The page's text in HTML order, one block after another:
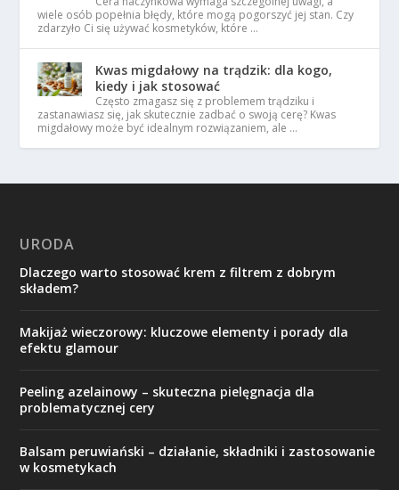
wiele osób popełnia błędy, które mogą pogorszyć jej stan. Czy
zdarzyło Ci się używać kosmetyków, które …
Kwas migdałowy na trądzik: dla kogo,
kiedy i jak stosować
Często zmagasz się z problemem trądziku i
zastanawiasz się, jak skutecznie zadbać o swoją cerę? Kwas
migdałowy może być idealnym rozwiązaniem, ale …
URODA
Dlaczego warto stosować krem z filtrem z dobrym
składem?
Makijaż wieczorowy: kluczowe elementy i porady dla
efektu glamour
Peeling azelainowy – skuteczna pielęgnacja dla
problematycznej cery
Balsam peruwiański – działanie, składniki i zastosowanie
w kosmetykach